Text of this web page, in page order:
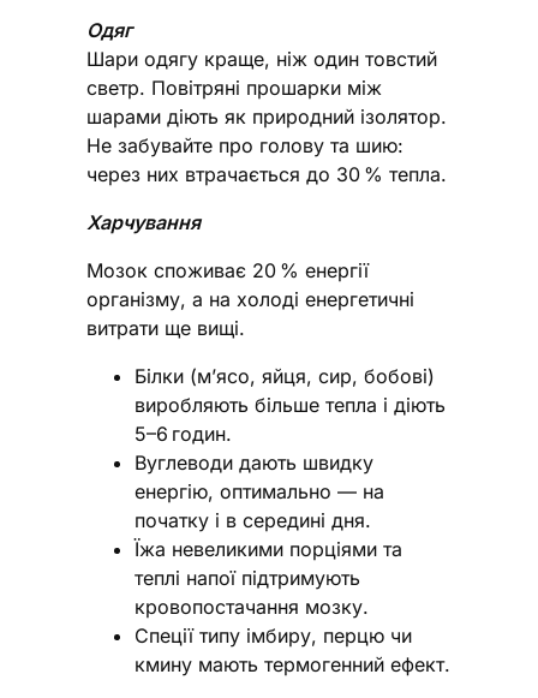
Одяг
Шари одягу краще, ніж один товстий
светр. Повітряні прошарки між
шарами діють як природний ізолятор.
Не забувайте про голову та шию:
через них втрачається до 30 % тепла.
Харчування
Мозок споживає 20 % енергії
організму, а на холоді енергетичні
витрати ще вищі.
Білки (м’ясо, яйця, сир, бобові)
виробляють більше тепла і діють
5–6 годин.
Вуглеводи дають швидку
енергію, оптимально — на
початку і в середині дня.
Їжа невеликими порціями та
теплі напої підтримують
кровопостачання мозку.
Спеції типу імбиру, перцю чи
кмину мають термогенний ефект.